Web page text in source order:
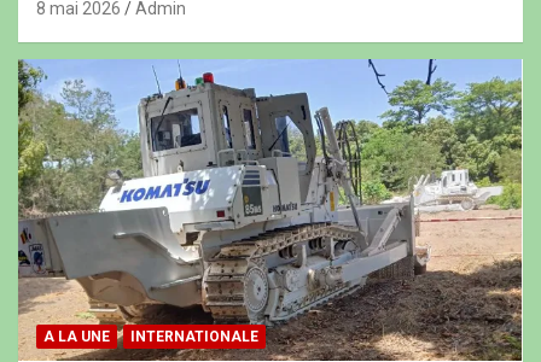
8 mai 2026 Admin
A LA UNE INTERNATIONALE